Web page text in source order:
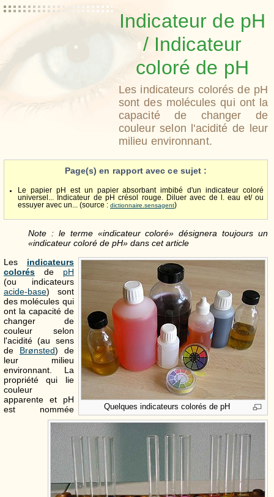
Indicateur de pH
/ Indicateur
coloré de pH
Les indicateurs colorés de pH
sont des molécules qui ont la
capacité de changer de
couleur selon l'acidité de leur
milieu environnant.
Page(s) en rapport avec ce sujet :
Le papier pH est un papier absorbant imbibé d'un indicateur coloré
universel... Indicateur de pH crésol rouge. Diluer avec de l. eau et/ ou
essuyer avec un... (source : dictionnaire.sensagent)
Note : le terme «indicateur coloré» désignera toujours un
«indicateur coloré de pH» dans cet article
Quelques indicateurs colorés de pH
Les indicateurs
colorés de pH
(ou indicateurs
acide-base) sont
des molécules qui
ont la capacité de
changer de
couleur selon
l'acidité (au sens
de Brønsted) de
leur milieu
environnant. La
propriété qui lie
couleur
apparente et pH
est nommée